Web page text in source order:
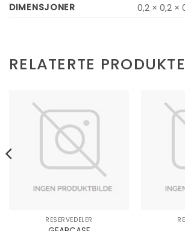
DIMENSJONER
0,2 × 0,2 ×
RELATERTE
RESERVEDELER